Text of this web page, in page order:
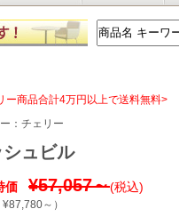
ー商品合計4万円以上で送料無料>
： チェリー
ュビル
価 ¥57,057～(税込)
¥87,780～ ）